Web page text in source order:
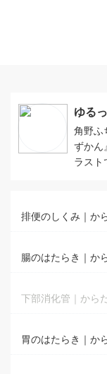
ゆる
角野ふ
ずかん
ラスト
排便のしくみ｜か
腸のはたらき｜か
下部消化管｜から
胃のはたらき｜か